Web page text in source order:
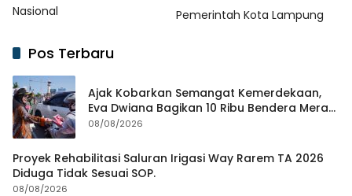
Nasional
Pemerintah Kota Lampung
Pos Terbaru
Ajak Kobarkan Semangat Kemerdekaan,
Eva Dwiana Bagikan 10 Ribu Bendera Merah
Putih ke Warga
08/08/2026
Proyek Rehabilitasi Saluran Irigasi Way Rarem TA 2026
Diduga Tidak Sesuai SOP.
08/08/2026